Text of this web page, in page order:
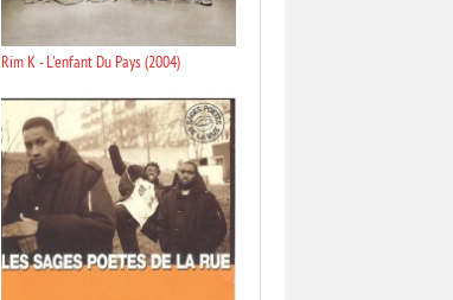
Rim K - L'enfant Du Pays (2004)